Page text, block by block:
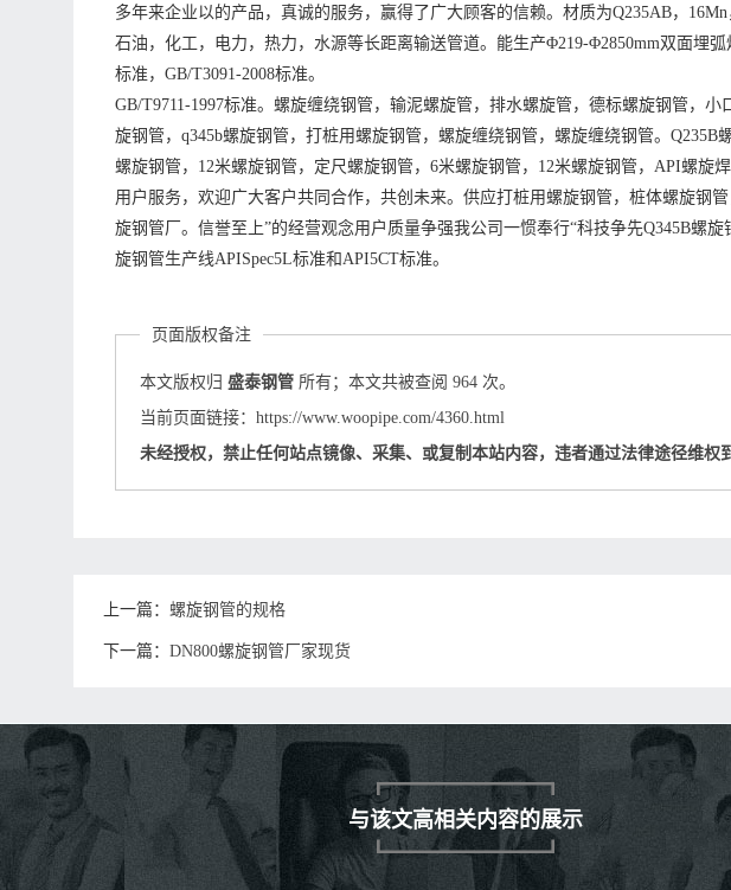
多年来企业以的产品，真诚的服务，赢得了广大顾客的信赖。材质为Q235AB，
石油，化工，电力，热力，水源等长距离输送管道。能生产Φ219-Φ2850mm双面埋
标准，GB/T3091-2008标准。
GB/T9711-1997标准。螺旋缠绕钢管，输泥螺旋管，排水螺旋管，德标螺旋钢管，
旋钢管，q345b螺旋钢管，打桩用螺旋钢管，螺旋缠绕钢管，螺旋缠绕钢管。
螺旋钢管，12米螺旋钢管，定尺螺旋钢管，6米螺旋钢管，12米螺旋钢管，API螺旋
用户服务，欢迎广大客户共同合作，共创未来。供应打桩用螺旋钢管，桩体螺旋钢
旋钢管厂。信誉至上”的经营观念用户质量争强我公司一惯奉行“科技争先Q345B螺
旋钢管生产线APISpec5L标准和API5CT标准。
页面版权备注
本文版权归盛泰钢管 所有；本文共被查阅 964 次。
当前页面链接：https://www.woopipe.com/4360.html
未经授权，禁止任何站点镜像、采集、或复制本站内容，违者通过法律途径维权
上一篇： 螺旋钢管的规格
下一篇：DN800螺旋钢管厂家现货
与该文高相关内容的展示